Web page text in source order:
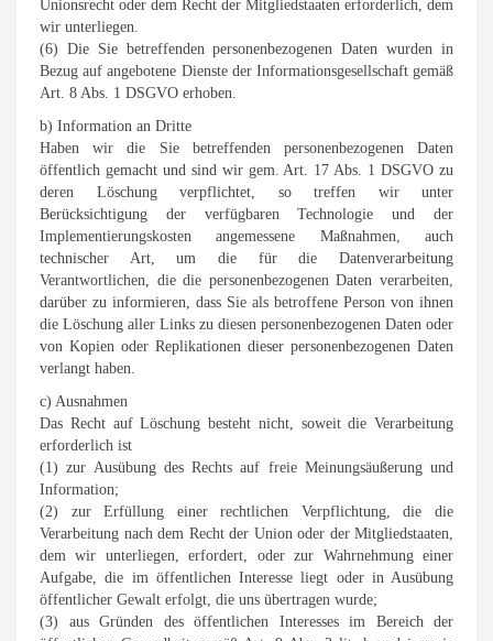
Unionsrecht oder dem Recht der Mitgliedstaaten erforderlich, dem
wir unterliegen.
(6) Die Sie betreffenden personenbezogenen Daten wurden in
Bezug auf angebotene Dienste der Informationsgesellschaft gemäß
Art. 8 Abs. 1 DSGVO erhoben.
b) Information an Dritte
Haben wir die Sie betreffenden personenbezogenen Daten
öffentlich gemacht und sind wir gem. Art. 17 Abs. 1 DSGVO zu
deren Löschung verpflichtet, so treffen wir unter
Berücksichtigung der verfügbaren Technologie und der
Implementierungskosten angemessene Maßnahmen, auch
technischer Art, um die für die Datenverarbeitung
Verantwortlichen, die die personenbezogenen Daten verarbeiten,
darüber zu informieren, dass Sie als betroffene Person von ihnen
die Löschung aller Links zu diesen personenbezogenen Daten oder
von Kopien oder Replikationen dieser personenbezogenen Daten
verlangt haben.
c) Ausnahmen
Das Recht auf Löschung besteht nicht, soweit die Verarbeitung
erforderlich ist
(1) zur Ausübung des Rechts auf freie Meinungsäußerung und
Information;
(2) zur Erfüllung einer rechtlichen Verpflichtung, die die
Verarbeitung nach dem Recht der Union oder der Mitgliedstaaten,
dem wir unterliegen, erfordert, oder zur Wahrnehmung einer
Aufgabe, die im öffentlichen Interesse liegt oder in Ausübung
öffentlicher Gewalt erfolgt, die uns übertragen wurde;
(3) aus Gründen des öffentlichen Interesses im Bereich der